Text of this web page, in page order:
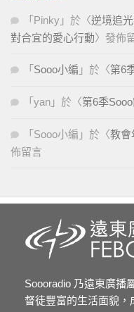
「 Pinky 」於〈逆境追
對合宜的愛心行動〉發佈
「 Sooo小編 」於〈第6
「 yan 」於〈第6季
「 Sooo小編 」於〈教會
佈留言
Soooradio 乃遠東廣播
督徒豐富的生活面貌